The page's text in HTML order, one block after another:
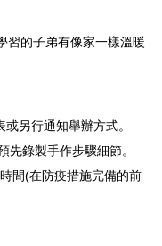
習的子弟有像家一樣溫暖
另行通知舉辦方式。
錄製手作步驟細節。
間(在防疫措施完備的前